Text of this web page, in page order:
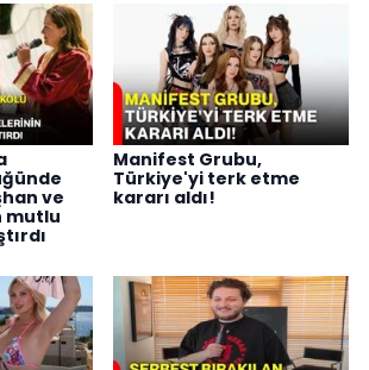
ve
mutlu
Manifest Grubu,
Türkiye'yi terk etme
kararı aldı!